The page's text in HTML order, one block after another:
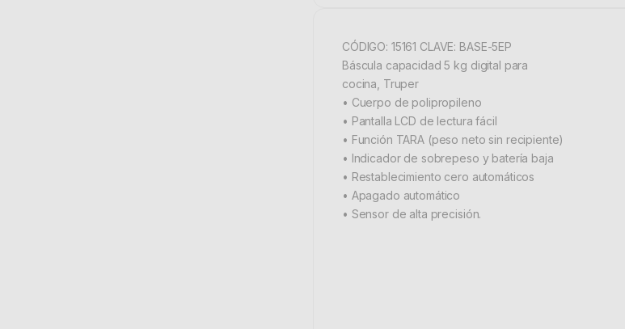
CÓDIGO: 15161 CLAVE: BASE-5EP
Báscula capacidad 5 kg digital para
cocina, Truper
• Cuerpo de polipropileno
• Pantalla LCD de lectura fácil
• Función TARA (peso neto sin recipiente)
• Indicador de sobrepeso y batería baja
• Restablecimiento cero automáticos
• Apagado automático
• Sensor de alta precisión.